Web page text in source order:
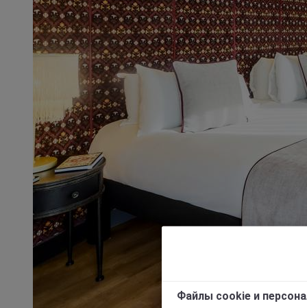
Файлы cookie и